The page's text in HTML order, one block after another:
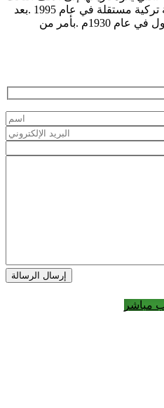
قبل الميلاد .أصبحت يلوا محافظة تركية مستقلة في عام 1995 .بعد
أن كانت تتبع إدارياً لمدينة اسطنبول في عام 1930م .بأمر من
إرسال الرسالة
مباشر